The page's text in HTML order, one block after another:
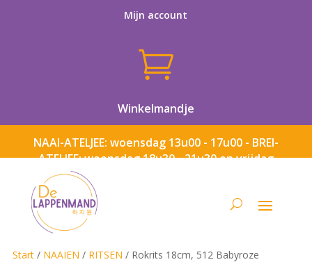
Mijn account

Winkelmandje
NAAI-ATELJEE: woensdag 13u00 - 17u00 - BREI-
ATELJEE: woensdag 18u30 - 21u30 en vrijdag
Start/ NAAIEN / RITSEN / Rokrits 18cm, 512 Babyroze